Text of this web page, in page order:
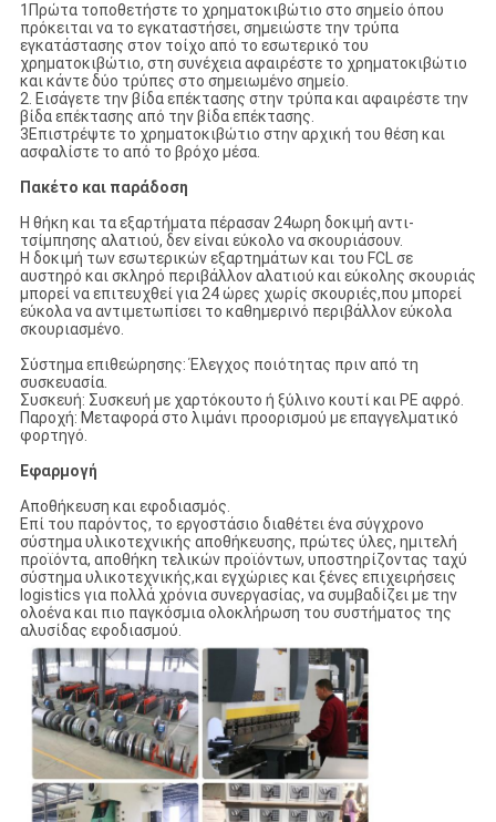
1Πρώτα τοποθετήστε το χρηματοκιβώτιο στο σημείο όπου
πρόκειται να το εγκαταστήσει, σημειώστε την τρύπα
εγκατάστασης στον τοίχο από το εσωτερικό του
χρηματοκιβώτιο, στη συνέχεια αφαιρέστε το χρηματοκιβώτιο
και κάντε δύο τρύπες στο σημειωμένο σημείο.
2. Εισάγετε την βίδα επέκτασης στην τρύπα και αφαιρέστε την
βίδα επέκτασης από την βίδα επέκτασης.
3Επιστρέψτε το χρηματοκιβώτιο στην αρχική του θέση και
ασφαλίστε το από το βρόχο μέσα.
Πακέτο και παράδοση
Η θήκη και τα εξαρτήματα πέρασαν 24ωρη δοκιμή αντι-
τσίμπησης αλατιού, δεν είναι εύκολο να σκουριάσουν.
Η δοκιμή των εσωτερικών εξαρτημάτων και του FCL σε
αυστηρό και σκληρό περιβάλλον αλατιού και εύκολης σκουριάς
μπορεί να επιτευχθεί για 24 ώρες χωρίς σκουριές,που μπορεί
εύκολα να αντιμετωπίσει το καθημερινό περιβάλλον εύκολα
σκουριασμένο.
Σύστημα επιθεώρησης: Έλεγχος ποιότητας πριν από τη
συσκευασία.
Συσκευή: Συσκευή με χαρτόκουτο ή ξύλινο κουτί και PE αφρό.
Παροχή: Μεταφορά στο λιμάνι προορισμού με επαγγελματικό
φορτηγό.
Εφαρμογή
Αποθήκευση και εφοδιασμός.
Επί του παρόντος, το εργοστάσιο διαθέτει ένα σύγχρονο
σύστημα υλικοτεχνικής αποθήκευσης, πρώτες ύλες, ημιτελή
προϊόντα, αποθήκη τελικών προϊόντων, υποστηρίζοντας ταχύ
σύστημα υλικοτεχνικής,και εγχώριες και ξένες επιχειρήσεις
logistics για πολλά χρόνια συνεργασίας, να συμβαδίζει με την
ολοένα και πιο παγκόσμια ολοκλήρωση του συστήματος της
αλυσίδας εφοδιασμού.